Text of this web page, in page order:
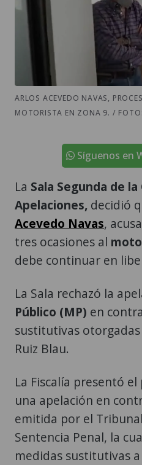
ARLOS ACEVEDO NAVAS,
MOTORISTA EN ZONA 9. /
Síguenos en
La Sala Segunda de
Apelaciones, decidió
Acevedo Navas,
tres ocasiones al
debe continuar en
La Sala rechazó la
Público (MP) en
sustitutivas
Ruiz Blau.
La Fiscalía presentó
una apelación en
emitida por el
Sentencia Penal, la
medidas sustitutivas a